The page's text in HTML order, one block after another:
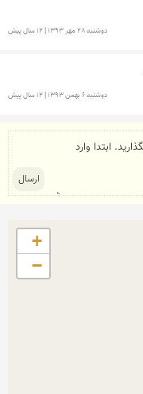
دوشنبه 28 مهر 1393 | 12 سال پیش
دوشنبه 6 بهمن 1393 | 12 سال پیش
+
−